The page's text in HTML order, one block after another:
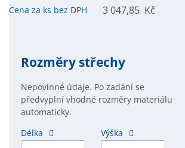
Cena za ks bez DPH 3 047,85 Kč
Rozměry střechy
Nepovinné údaje. Po zadání se
předvyplní vhodné rozměry materiálu
automaticky.
Délka
Výška